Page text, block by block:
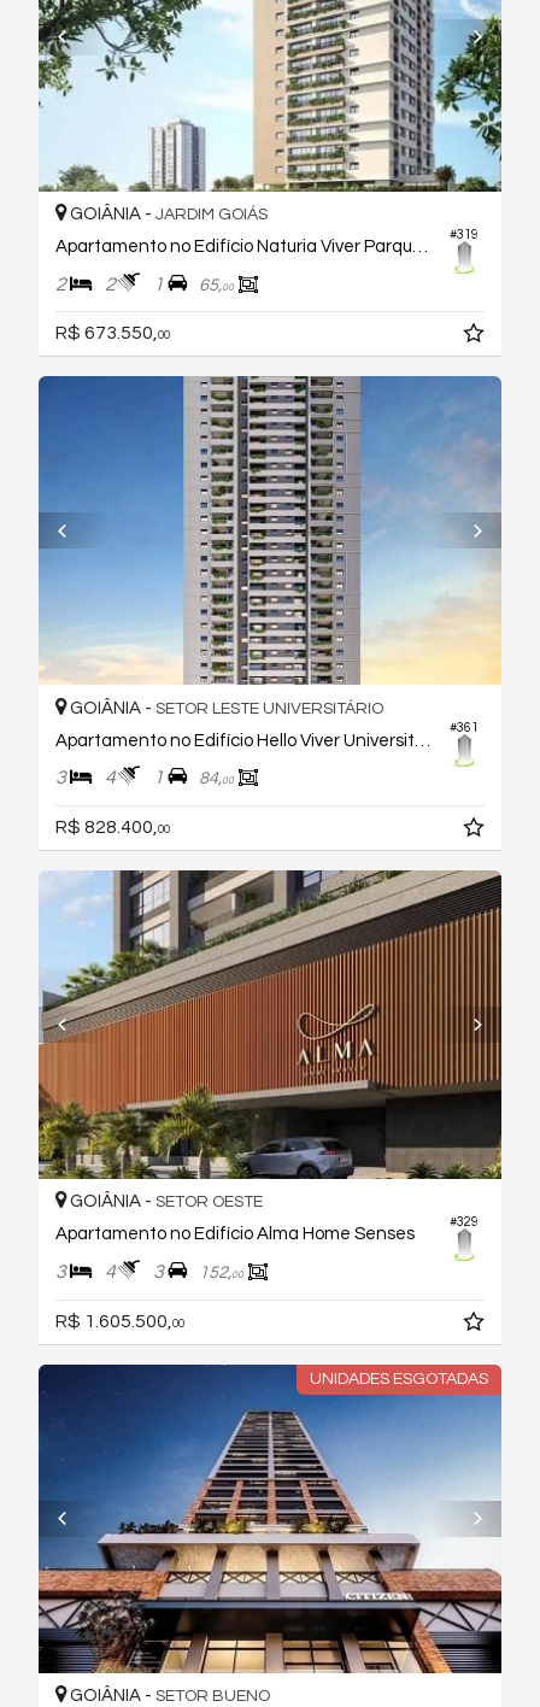
#319
GOIÂNIA - JARDIM GOIÁS
Apartamento no Edifício Naturia Viver Parque Flamboyant
2 2 1 65,00
R$ 673.550,00
#361
GOIÂNIA - SETOR LESTE UNIVERSITÁRIO
3 4 1 84,00
R$ 828.400, 00
#329
GOIÂNIA - SETOR OESTE
Apartamento no Edifício Alma Home Senses
3 4 3 152,00
R$ 1.605.500, 00
UNIDADES ESGOTADAS
GOIÂNIA - SETOR BUENO